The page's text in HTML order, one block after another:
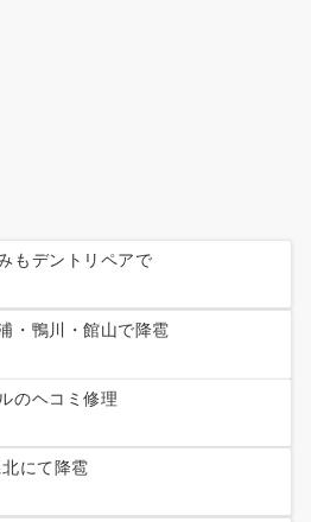
もデントリペアで
・鴨川・館山で降雹
のヘコミ修理
にて降雹